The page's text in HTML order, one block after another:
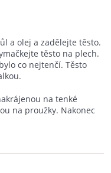
a olej a zadělejte těsto.
těsto na plech.
co nejtenčí. Těsto
na tenké
na proužky. Nakonec